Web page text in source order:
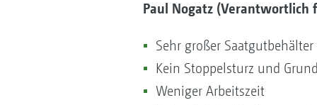
Paul Nogatz (Verantwortlich
Sehr großer
Kein Stoppelsturz und
Weniger Arbeitszeit